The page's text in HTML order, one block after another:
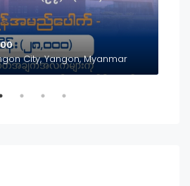
City, Yangon, Myanmar